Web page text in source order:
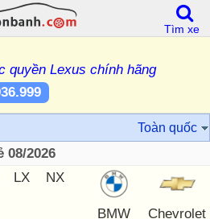
quyền Lexus chính hãng
Toàn quốc
08/2026
LX
NX
BMW
Chevrolet
Tìm xe